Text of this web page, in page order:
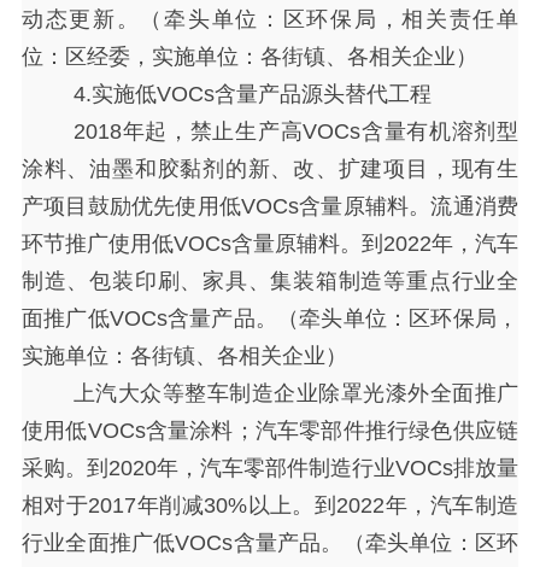
动态更新。（牵头单位：区环保局，相关责任单
位：区经委，实施单位：各街镇、各相关企业）
4.实施低VOCs含量产品源头替代工程
2018年起，禁止生产高VOCs含量有机溶剂型
涂料、油墨和胶黏剂的新、改、扩建项目，现有生
产项目鼓励优先使用低VOCs含量原辅料。流通消费
环节推广使用低VOCs含量原辅料。到2022年，汽车
制造、包装印刷、家具、集装箱制造等重点行业全
面推广低VOCs含量产品。（牵头单位：区环保局，
实施单位：各街镇、各相关企业）
上汽大众等整车制造企业除罩光漆外全面推广
使用低VOCs含量涂料；汽车零部件推行绿色供应链
采购。到2020年，汽车零部件制造行业VOCs排放量
相对于2017年削减30%以上。到2022年，汽车制造
行业全面推广低VOCs含量产品。（牵头单位：区环